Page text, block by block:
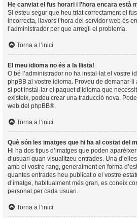
He canviat el fus horari i l’hora encara està
Si esteu segur que heu triat correctament el
incorrecta, llavors l’hora del servidor web és
l’administrador per que arregli el problema.
Torna a l’inici
El meu idioma no és a la llista!
O bé l’administrador no ha instal·lat el vostre
phpBB al vostre idioma. Proveu de demanar-
si pot instal·lar el paquet d’idioma que
existeix, podeu crear una traducció nova.
web del phpBB®.
Torna a l’inici
Què són les imatges que hi ha al costat del
Hi ha dos tipus d’imatges que poden
d’usuari quan visualitzeu entrades. Una
amb el vostre rang, generalment en forma
quantes entrades heu publicat o el vostre
d’imatge, habitualment més gran, es coneix
personal per cada usuari.
Torna a l’inici